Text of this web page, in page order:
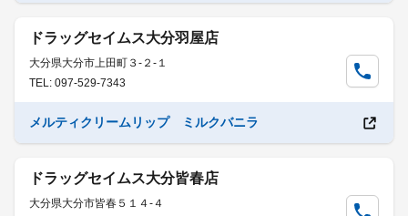
ドラッグセイムス大分羽屋店
大分県大分市上田町３-２-１
TEL: 097-529-7343
メルティクリームリップ ミルクバニラ
ドラッグセイムス大分皆春店
大分県大分市皆春５１４-４